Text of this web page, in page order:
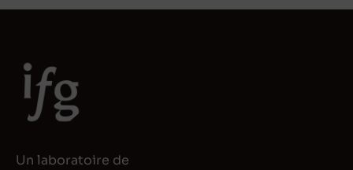
I
n
Un laboratoire de